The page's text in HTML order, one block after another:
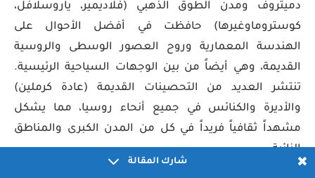
دميتروف ومدن الطوق الذهبي (فلاديمير، ياروسلافل،
كوستروماوغيرها) حافظت في أفضل الأحوال على
الهندسة المعمارية وروح العصور الوسطى والروسية
القديمة، وهي أيضاً من بين الوجهات السياحية الرئيسية.
تنتشر العديد من التحصينات القديمة (عادة كرملين)
والأديرة والكنائس في جميع أنحاء روسيا، مما يشكل
مشهداً ثقافياً فريداً في كل من المدن الكبرى والمناطق
النائية.
شارك المقالة